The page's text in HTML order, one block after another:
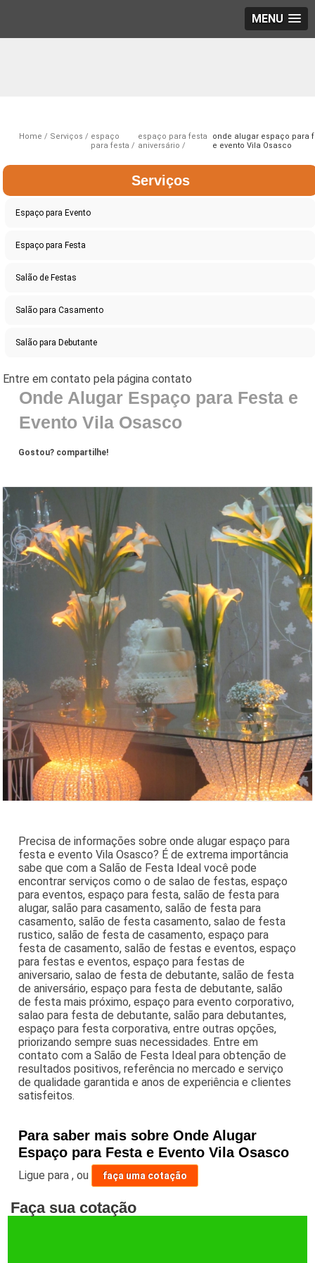
MENU
Home Serviços
espaço
para festa
espaço para festa
aniversário
onde alugar espaço para
e evento Vila Osasco
Serviços
Espaço para Evento
Espaço para Festa
Salão de Festas
Salão para Casamento
Salão para Debutante
Onde Alugar Espaço para Festa e
Evento Vila Osasco
Gostou? compartilhe!
Precisa de informações sobre onde alugar espaço para
festa e evento Vila Osasco? É de extrema importância
sabe que com a Salão de Festa Ideal você pode
encontrar serviços como o de salao de festas, espaço
para eventos, espaço para festa, salão de festa para
alugar, salão para casamento, salão de festa para
casamento, salão de festa casamento, salao de festa
rustico, salão de festa de casamento, espaço para
festa de casamento, salão de festas e eventos, espaço
para festas e eventos, espaço para festas de
aniversario, salao de festa de debutante, salão de festa
de aniversário, espaço para festa de debutante, salão
de festa mais próximo, espaço para evento corporativo,
salao para festa de debutante, salão para debutantes,
espaço para festa corporativa, entre outras opções,
priorizando sempre suas necessidades. Entre em
contato com a Salão de Festa Ideal para obtenção de
resultados positivos, referência no mercado e serviço
de qualidade garantida e anos de experiência e clientes
satisfeitos.
Para saber mais sobre Onde Alugar
Espaço para Festa e Evento Vila Osasco
Ligue para,ou faça uma cotação
Faça sua cotação